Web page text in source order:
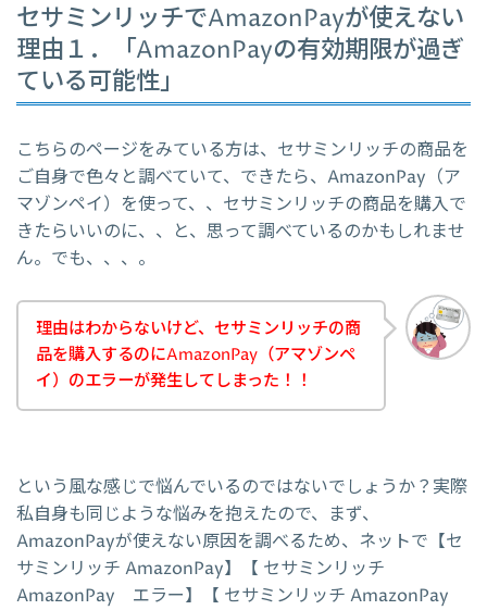
セサミンリッチでAmazonPayが使えない
理由１．「AmazonPayの有効期限が過ぎ
ている可能性」
こちらのページをみている方は、セサミンリッチの商品を
ご自身で色々と調べていて、できたら、AmazonPay（ア
マゾンペイ）を使って、、セサミンリッチの商品を購入で
きたらいいのに、、と、思って調べているのかもしれませ
ん。でも、、、。
理由はわからないけど、セサミンリッチの商
品を購入するのにAmazonPay（アマゾンペ
イ）のエラーが発生してしまった！！
という風な感じで悩んでいるのではないでしょうか？実際
私自身も同じような悩みを抱えたので、まず、
AmazonPayが使えない原因を調べるため、ネットで【セ
サミンリッチ AmazonPay】【 セサミンリッチ
AmazonPay エラー】【 セサミンリッチ AmazonPay